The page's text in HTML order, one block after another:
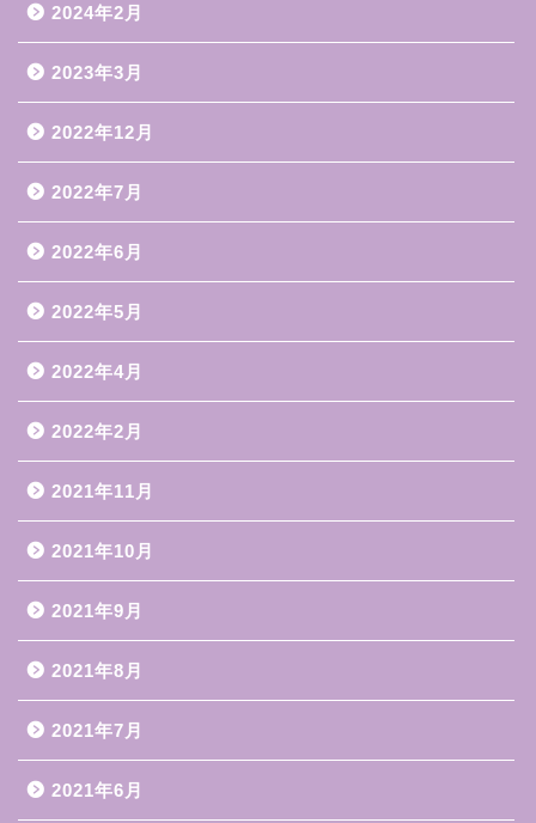
2024年2月
2023年3月
2022年12月
2022年7月
2022年6月
2022年5月
2022年4月
2022年2月
2021年11月
2021年10月
2021年9月
2021年8月
2021年7月
2021年6月